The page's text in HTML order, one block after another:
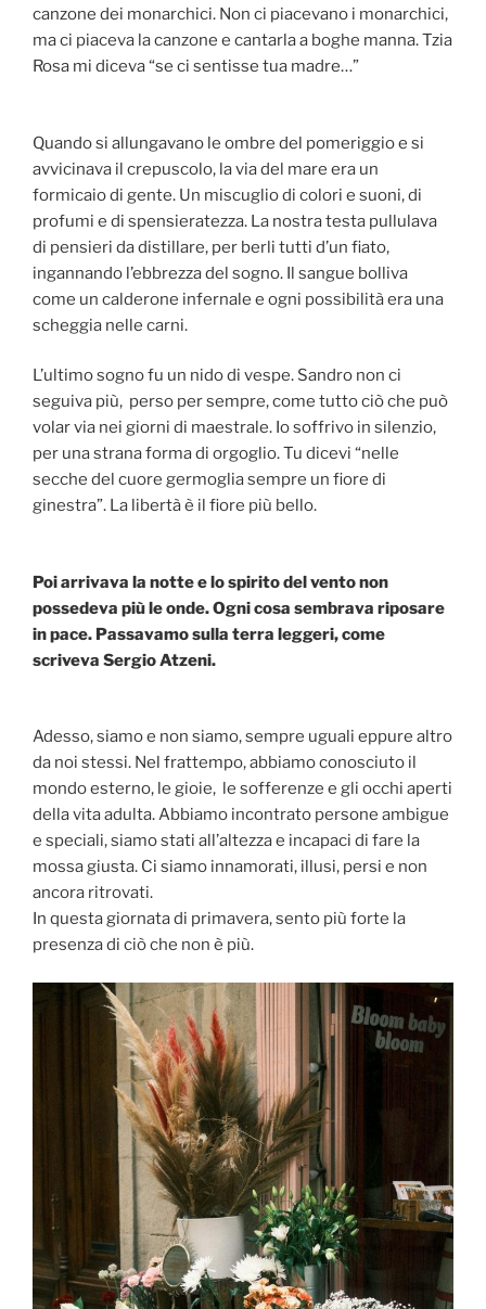
canzone dei monarchici. Non ci piacevano i monarchici,
ma ci piaceva la canzone e cantarla a boghe manna. Tzia
Rosa mi diceva “se ci sentisse tua madre…”
Quando si allungavano le ombre del pomeriggio e si
avvicinava il crepuscolo, la via del mare era un
formicaio di gente. Un miscuglio di colori e suoni, di
profumi e di spensieratezza. La nostra testa pullulava
di pensieri da distillare, per berli tutti d’un fiato,
ingannando l’ebbrezza del sogno. Il sangue bolliva
come un calderone infernale e ogni possibilità era una
scheggia nelle carni.
L’ultimo sogno fu un nido di vespe. Sandro non ci
seguiva più, perso per sempre, come tutto ciò che può
volar via nei giorni di maestrale. Io soffrivo in silenzio,
per una strana forma di orgoglio. Tu dicevi “nelle
secche del cuore germoglia sempre un fiore di
ginestra”. La libertà è il fiore più bello.
Poi arrivava la notte e lo spirito del vento non
possedeva più le onde. Ogni cosa sembrava riposare
in pace. Passavamo sulla terra leggeri, come
scriveva Sergio Atzeni.
Adesso, siamo e non siamo, sempre uguali eppure altro
da noi stessi. Nel frattempo, abbiamo conosciuto il
mondo esterno, le gioie, le sofferenze e gli occhi aperti
della vita adulta. Abbiamo incontrato persone ambigue
e speciali, siamo stati all’altezza e incapaci di fare la
mossa giusta. Ci siamo innamorati, illusi, persi e non
ancora ritrovati.
In questa giornata di primavera, sento più forte la
presenza di ciò che non è più.